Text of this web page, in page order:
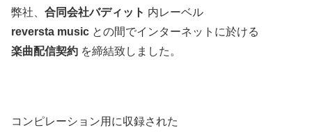
弊社、 合同会社バディット 内レーベル
reversta music との間でインターネットに於ける
楽曲配信契約 を締結致しました。
コンピレーション用に収録された